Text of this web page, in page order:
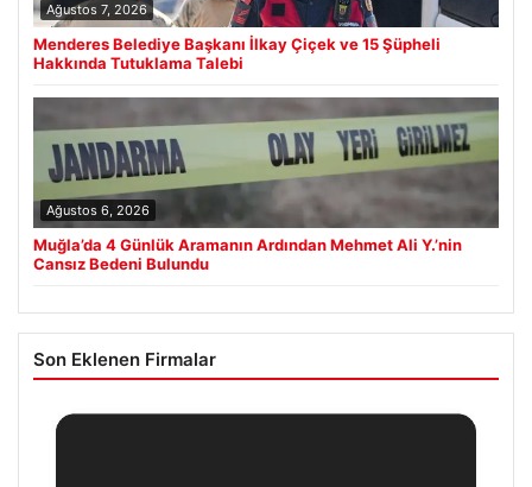
Ağustos 7, 2026
Menderes Belediye Başkanı İlkay Çiçek ve 15 Şüpheli
Hakkında Tutuklama Talebi
Ağustos 6, 2026
Muğla’da 4 Günlük Aramanın Ardından Mehmet Ali Y.’nin
Cansız Bedeni Bulundu
Son Eklenen Firmalar